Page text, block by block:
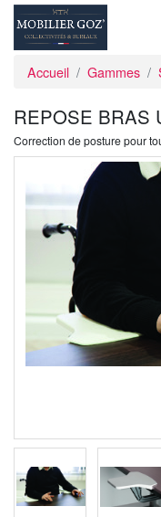
Accueil Gammes
REPOSE BRAS
Correction de posture pour